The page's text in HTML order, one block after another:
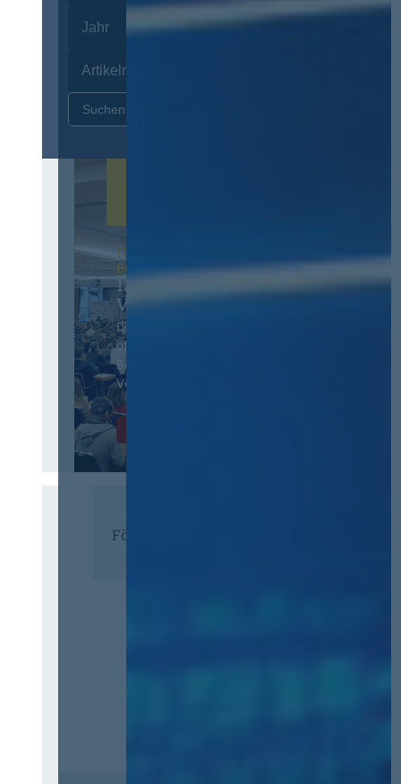
12. & 13. November 2026 in
Berlin
13. Deutscher
Vergabetag
Der Jahreskongress für
öffentliches
Beschaffungswesen und
Vergaberecht
Förderer